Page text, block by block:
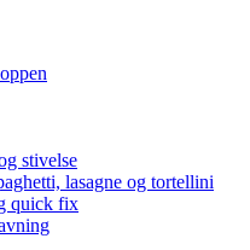
stivelse
lasagne og tortellini
quick fix